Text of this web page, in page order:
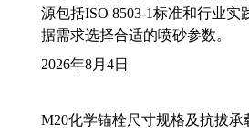
源包括ISO 8503-1标准和行业实
据需求选择合适的喷砂参数。
2026年8月4日
M20化学锚栓尺寸规格及抗拔承